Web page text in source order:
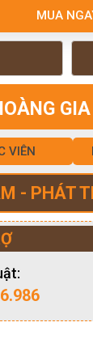
MUA
VIÊN
- PHÁT